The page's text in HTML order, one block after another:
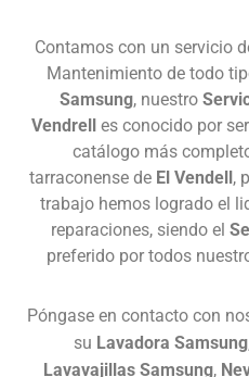
Contamos con un servicio
Mantenimiento de todo
Samsung, nuestro
Vendrell es conocido por
catálogo más
tarraconense de El Vendell,
trabajo hemos logrado el
reparaciones, siendo el
preferido por todos
Póngase en contacto con
su Lavadora Samsung
Lavavajillas Samsung,